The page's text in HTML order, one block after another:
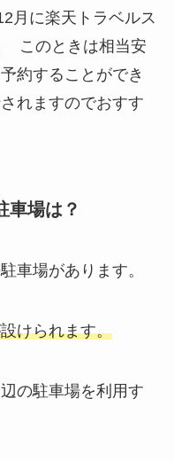
月に楽天トラベルス
このときは相当安
約することができ
れますのでおすす
車場は？
車場があります。
けられます。
の駐車場を利用す